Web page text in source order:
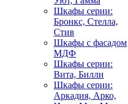
Шкафы серии:
Бронкс, Стелла,
Стив
Шкафы с фасадом
МДФ
Шкафы серии:
Вита, Билли
Шкафы серии:
Аркадия, Арко,